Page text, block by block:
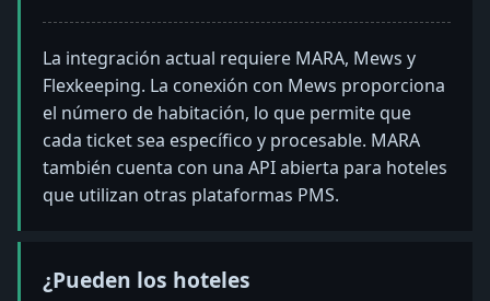
La integración actual requiere MARA, Mews y
Flexkeeping. La conexión con Mews proporciona
el número de habitación, lo que permite que
cada ticket sea específico y procesable. MARA
también cuenta con una API abierta para hoteles
que utilizan otras plataformas PMS.
¿Pueden los hoteles